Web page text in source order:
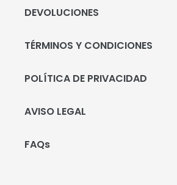
DEVOLUCIONES
TÉRMINOS Y CONDICIONES
POLÍTICA DE PRIVACIDAD
AVISO LEGAL
FAQs